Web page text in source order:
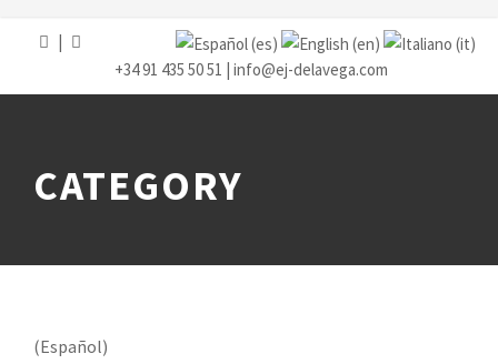
+34 91 435 50 51 | info@ej-delavega.com
CATEGORY
(Español)